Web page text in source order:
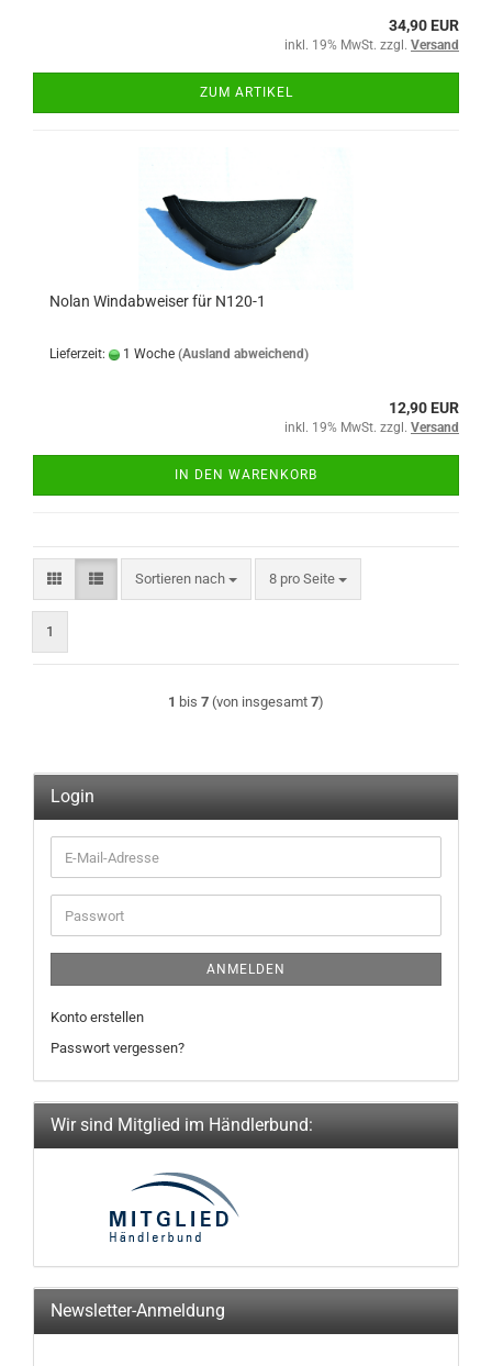
34,90 EUR
inkl. 19% MwSt. zzgl. Versand
ZUM ARTIKEL
Nolan Windabweiser für N120-1
Lieferzeit: 1 Woche (Ausland abweichend)
12,90 EUR
inkl. 19% MwSt. zzgl. Versand
IN DEN WARENKORB
Sortieren nach
Sortieren nach 8 pro Seite
pro Seite
1
1 bis 7 (von insgesamt 7)
Login
E-
Mail-
Adresse
Passwort
ANMELDEN
Konto erstellen
Passwort vergessen?
Wir sind Mitglied im Händlerbund:
Newsletter-Anmeldung